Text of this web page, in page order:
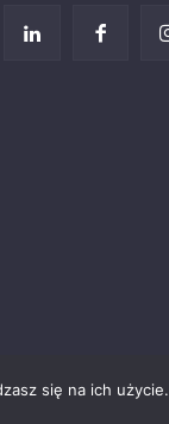
prawne
się na ich użycie.